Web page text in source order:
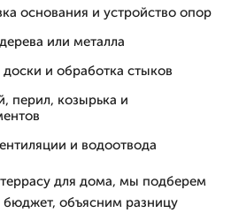
основания и устройство опор
или металла
и обработка стыков
перил, козырька и
и водоотвода
террасу для дома, мы подберем
объясним разницу